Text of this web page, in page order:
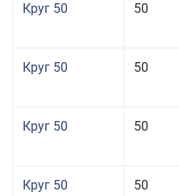
Круг 50 50
Круг 50 50
Круг 50 50
Круг 50 50